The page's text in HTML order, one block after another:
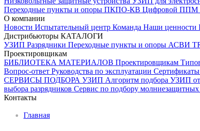
Переходные пункты и опоры ПКПО-КВ Цифровой ППМ
О компании
Новости Испытательный центр Команда Наши ценности
Дистрибьюторы КАТАЛОГИ
УЗИП Разрядники Переходные пункты и опоры АСВИ
Проектировщикам
БИБЛИОТЕКА МАТЕРИАЛОВ Проектировщикам
Вопрос-ответ Руководства по эксплуатации Сертификаты
СЕРВИСЫ ПОДБОРА УЗИП Алгоритм подбора УЗИП от
выбора разрядников Сервис по подбору молниезащитных
Контакты
Главная